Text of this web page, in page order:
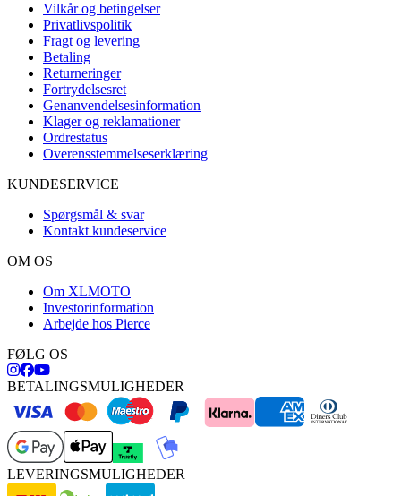
Vilkår og betingelser
Privatlivspolitik
Fragt og levering
Betaling
Returneringer
Fortrydelsesret
Genanvendelsesinformation
Klager og reklamationer
Ordrestatus
Overensstemmelseserklæring
KUNDESERVICE
Spørgsmål & svar
Kontakt kundeservice
OM OS
Om XLMOTO
Investorinformation
Arbejde hos Pierce
FØLG OS
BETALINGSMULIGHEDER
LEVERINGSMULIGHEDER